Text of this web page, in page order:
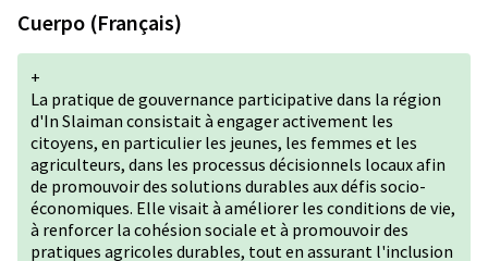
Cuerpo (Français)
+
La pratique de gouvernance participative dans la région
d'In Slaiman consistait à engager activement les
citoyens, en particulier les jeunes, les femmes et les
agriculteurs, dans les processus décisionnels locaux afin
de promouvoir des solutions durables aux défis socio-
économiques. Elle visait à améliorer les conditions de vie,
à renforcer la cohésion sociale et à promouvoir des
pratiques agricoles durables, tout en assurant l'inclusion